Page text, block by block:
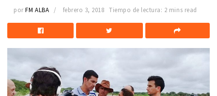
por FM ALBA febrero 3, 2018 Tiempo de lectura: 2 mins read